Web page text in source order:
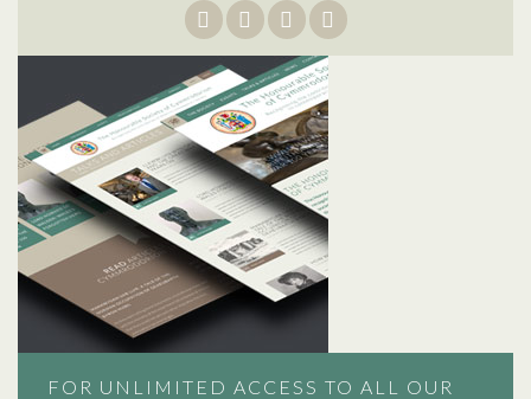
FOR UNLIMITED ACCESS TO ALL OUR